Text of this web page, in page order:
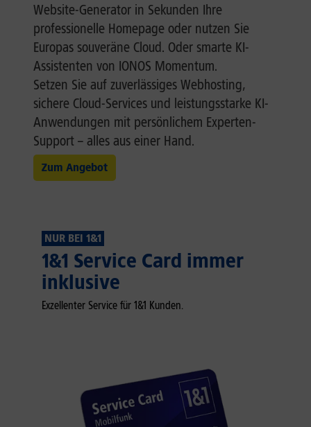
Website-Generator in Sekunden Ihre
professionelle Homepage oder nutzen Sie
Europas souveräne Cloud. Oder smarte KI-
Assistenten von IONOS Momentum.
Setzen Sie auf zuverlässiges Webhosting,
sichere Cloud-Services und leistungsstarke KI-
Anwendungen mit persönlichem Experten-
Support – alles aus einer Hand.
Zum Angebot
NUR BEI 1&1
1&1 Service Card immer
inklusive
Exzellenter Service für 1&1 Kunden.